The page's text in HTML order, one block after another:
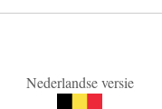
Nederlandse versie